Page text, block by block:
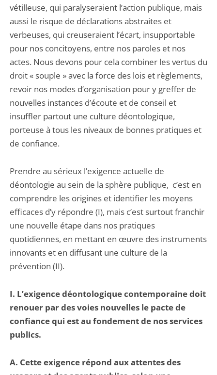
vétilleuse, qui paralyseraient l’action publique, mais
aussi le risque de déclarations abstraites et
verbeuses, qui creuseraient l’écart, insupportable
pour nos concitoyens, entre nos paroles et nos
actes. Nous devons pour cela combiner les vertus du
droit « souple » avec la force des lois et règlements,
revoir nos modes d’organisation pour y greffer de
nouvelles instances d’écoute et de conseil et
insuffler partout une culture déontologique,
porteuse à tous les niveaux de bonnes pratiques et
de confiance.
Prendre au sérieux l’exigence actuelle de
déontologie au sein de la sphère publique, c’est en
comprendre les origines et identifier les moyens
efficaces d’y répondre (I), mais c’est surtout franchir
une nouvelle étape dans nos pratiques
quotidiennes, en mettant en œuvre des instruments
innovants et en diffusant une culture de la
prévention (II).
I. L’exigence déontologique contemporaine doit
renouer par des voies nouvelles le pacte de
confiance qui est au fondement de nos services
publics.
A. Cette exigence répond aux attentes des